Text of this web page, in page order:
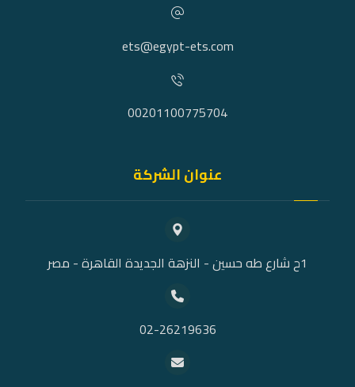
ets@egypt-ets.com
00201100775704
عنوان الشركة
1ح شارع طه حسين - النزهة الجديدة القاهرة - مصر
02-26219636